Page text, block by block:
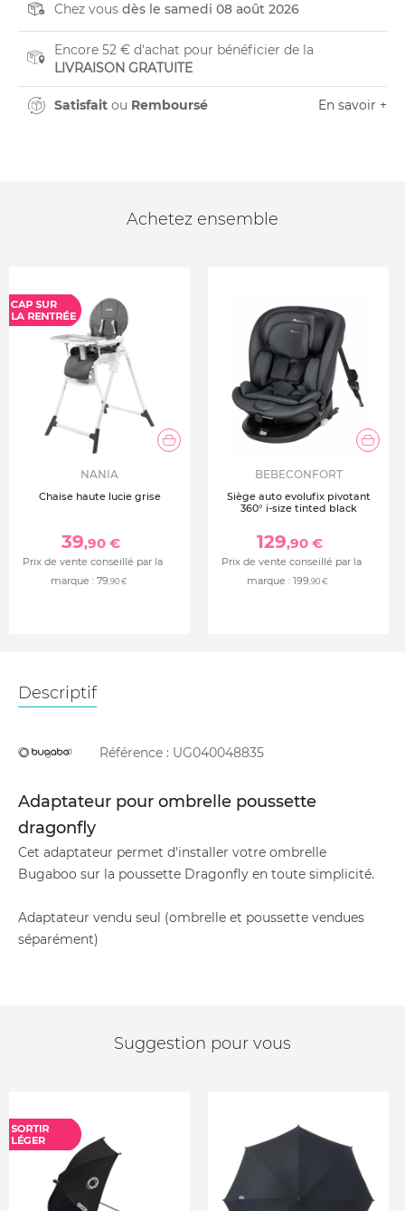
Chez vous dès le samedi 08 août 2026
Encore 52 € d'achat pour bénéficier de la
LIVRAISON GRATUITE
Satisfait ou Remboursé En savoir +
Achetez ensemble
NANIA
Chaise haute lucie grise
39,90 €
Prix de vente conseillé par la
marque : 79,90 €
BEBECONFORT
Siège auto evolufix pivotant
360° i-size tinted black
129,90 €
Prix de vente conseillé par la
marque : 199,90 €
Descriptif
Référence : UG040048835
Adaptateur pour ombrelle poussette
dragonfly
Cet adaptateur permet d'installer votre ombrelle
Bugaboo sur la poussette Dragonfly en toute simplicité.
Adaptateur vendu seul (ombrelle et poussette vendues
séparément)
Suggestion pour vous